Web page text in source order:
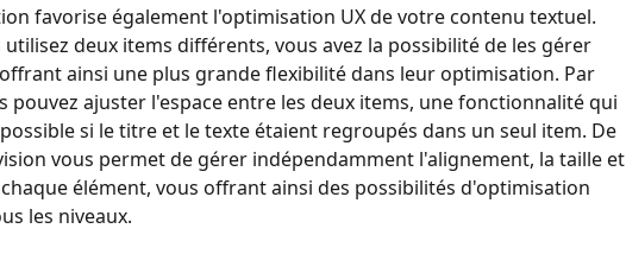
favorise également l'optimisation UX de votre contenu textuel.
utilisez deux items différents, vous avez la possibilité de les gérer
ainsi une plus grande flexibilité dans leur optimisation. Par
pouvez ajuster l'espace entre les deux items, une fonctionnalité qui
si le titre et le texte étaient regroupés dans un seul item. De
vous permet de gérer indépendamment l'alignement, la taille et
élément, vous offrant ainsi des possibilités d'optimisation
les niveaux.